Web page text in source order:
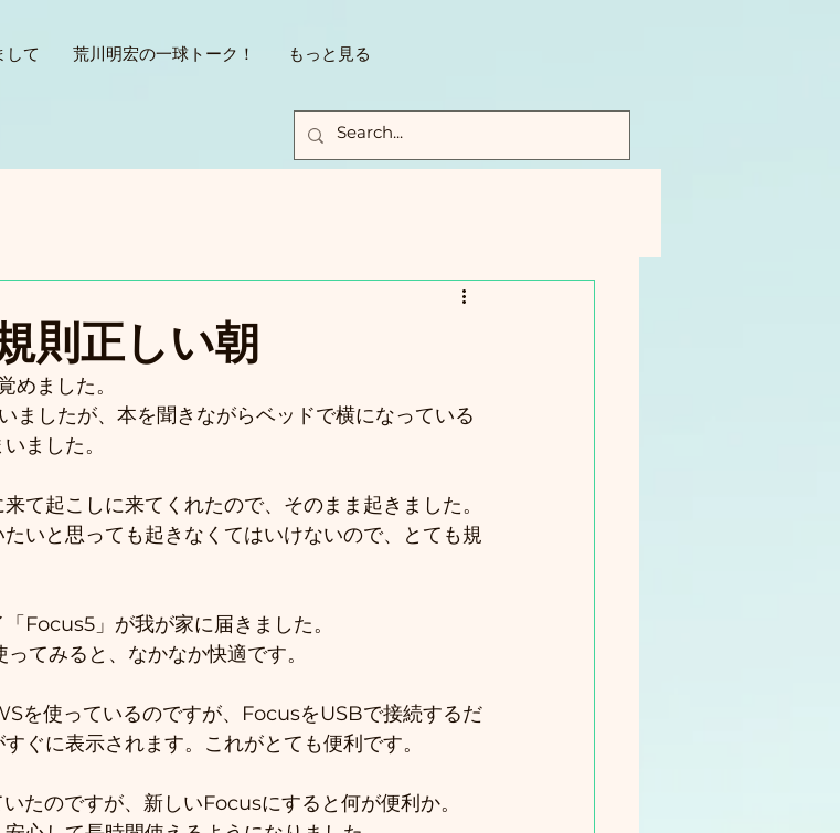
して 荒川明宏の一球トーク！ もっと見る
則正しい朝
めました。
ましたが、本を聞きながらベッドで横になっている
ました。
て起こしに来てくれたので、そのまま起きました。
いと思っても起きなくてはいけないので、とても規
Focus5」が我が家に届きました。
てみると、なかなか快適です。
を使っているのですが、FocusをUSBで接続するだ
ぐに表示されます。これがとても便利です。
たのですが、新しいFocusにすると何が便利か。